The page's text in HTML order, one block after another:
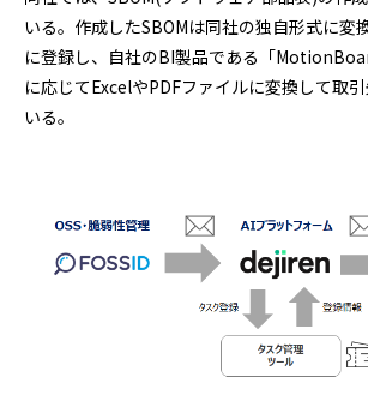
いる。作成したSBOMは同社の独自形式に変
に登録し、自社のBI製品である「
に応じてExcelやPDFファイルに変換して取
いる。